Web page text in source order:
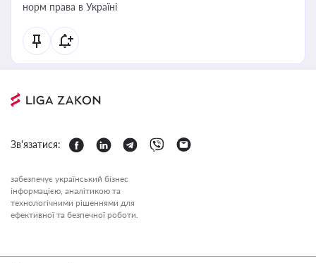
норм права в Україні
Зв'язатися:
забезпечує український бізнес
інформацією, аналітикою та
технологічними рішеннями для
ефективної та безпечної роботи.